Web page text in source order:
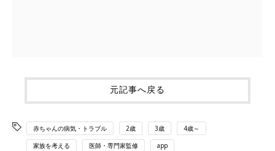
元記事へ戻る
赤ちゃんの病気・トラブル 2歳 3歳 4歳～
家族を考える 医師・専門家監修 app